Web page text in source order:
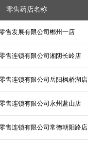
零售药店名称
售发展有限公司郴州一店
售连锁有限公司湘阴长岭店
售连锁有限公司岳阳枫桥湖店
售连锁有限公司永州蓝山店
售连锁有限公司常德朝阳路店